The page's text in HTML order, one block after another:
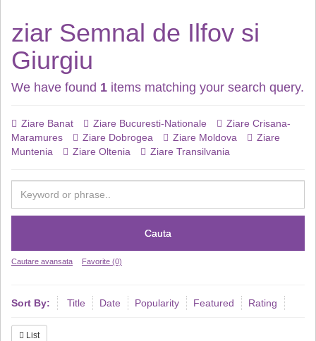
ziar Semnal de Ilfov si
Giurgiu
We have found 1 items matching your search query.
Ziare Banat Ziare Bucuresti-Nationale
Ziare Crisana-
Maramures
Ziare Dobrogea Ziare Moldova
Ziare
Muntenia
Ziare Oltenia Ziare Transilvania
Cauta
Cautare avansata Favorite (0)
Sort By: Title Date Popularity Featured Rating
List